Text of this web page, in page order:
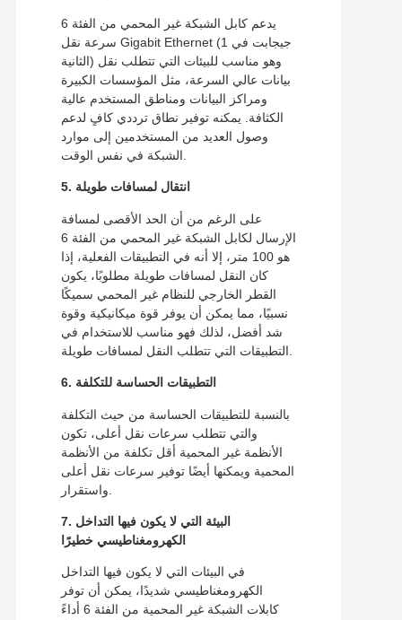
يدعم كابل الشبكة غير المحمي من الفئة 6
سرعة نقل Gigabit Ethernet (1 جيجابت في
الثانية) وهو مناسب للبيئات التي تتطلب نقل
بيانات عالي السرعة، مثل المؤسسات الكبيرة
ومراكز البيانات ومناطق المستخدم عالية
الكثافة. يمكنه توفير نطاق ترددي كافٍ لدعم
وصول العديد من المستخدمين إلى موارد
على الرغم من أن الحد الأقصى لمسافة
الإرسال لكابل الشبكة غير المحمي من الفئة 6
هو 100 متر، إلا أنه في التطبيقات الفعلية، إذا
كان النقل لمسافات طويلة مطلوبًا، يكون
القطر الخارجي للنظام غير المحمي سميكًا
نسبيًا، مما يمكن أن يوفر قوة ميكانيكية وقوة
شد أفضل، لذلك فهو مناسب للاستخدام في
بالنسبة للتطبيقات الحساسة من حيث التكلفة
والتي تتطلب سرعات نقل أعلى، تكون
الأنظمة غير المحمية أقل تكلفة من الأنظمة
المحمية ويمكنها أيضًا توفير سرعات نقل أعلى
7. البيئة التي لا يكون فيها التداخل
في البيئات التي لا يكون فيها التداخل
الكهرومغناطيسي شديدًا، يمكن أن توفر
كابلات الشبكة غير المحمية من الفئة 6 أداءً